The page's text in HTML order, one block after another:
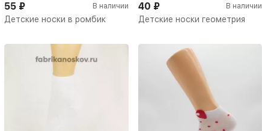
Детские носки в ромбик
55 ₽ В наличии
Детские носки геометрия
40 ₽ В наличии